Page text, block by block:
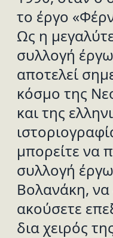
το έργο
Ως η
συλλογή
αποτελεί
κόσμο της
και της
μπορείτε να
συλλογή
Βολανάκη, να
ακούσετε
δια χειρός